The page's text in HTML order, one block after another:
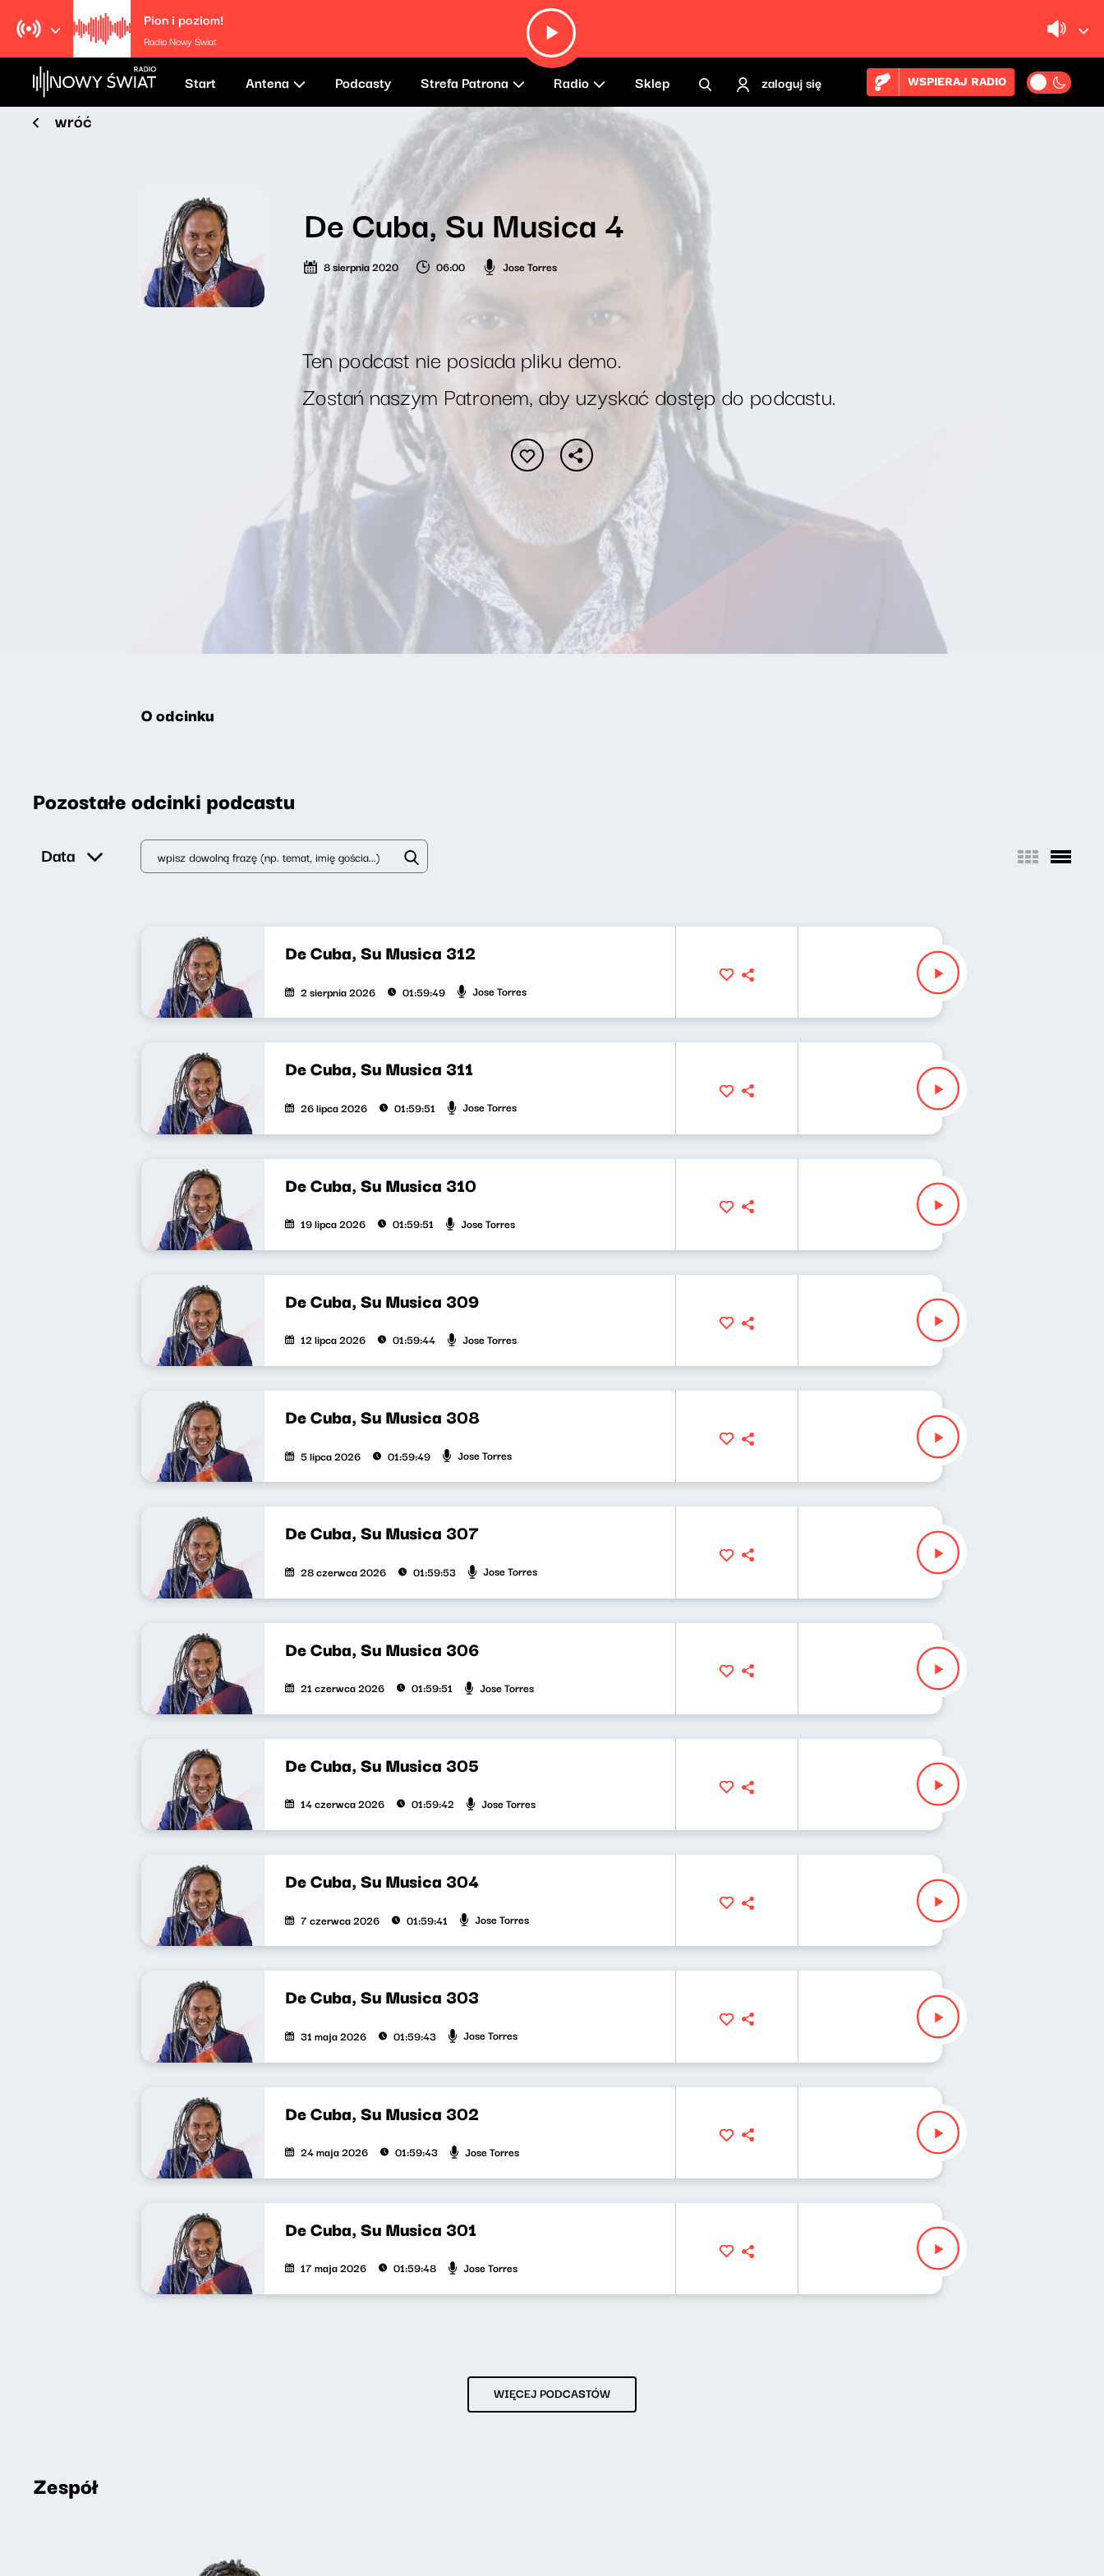
Pion i poziom!
Radio Nowy Świat
Start Antena Podcasty Strefa Patrona Radio Sklep zaloguj się WSPIERAJ RADIO
wróć
De Cuba, Su Musica 4
8 sierpnia 2020 06:00 Jose Torres
Ten podcast nie posiada pliku demo.
Zostań naszym Patronem, aby uzyskać dostęp do podcastu.
O odcinku
Pozostałe odcinki podcastu
Data
De Cuba, Su Musica 312
2 sierpnia 2026 01:59:49 Jose Torres
De Cuba, Su Musica 311
26 lipca 2026 01:59:51 Jose Torres
De Cuba, Su Musica 310
19 lipca 2026 01:59:51 Jose Torres
De Cuba, Su Musica 309
12 lipca 2026 01:59:44 Jose Torres
De Cuba, Su Musica 308
5 lipca 2026 01:59:49 Jose Torres
De Cuba, Su Musica 307
28 czerwca 2026 01:59:53 Jose Torres
De Cuba, Su Musica 306
21 czerwca 2026 01:59:51 Jose Torres
De Cuba, Su Musica 305
14 czerwca 2026 01:59:42 Jose Torres
De Cuba, Su Musica 304
7 czerwca 2026 01:59:41 Jose Torres
De Cuba, Su Musica 303
31 maja 2026 01:59:43 Jose Torres
De Cuba, Su Musica 302
24 maja 2026 01:59:43 Jose Torres
De Cuba, Su Musica 301
17 maja 2026 01:59:48 Jose Torres
WIĘCEJ PODCASTÓW
Zespół